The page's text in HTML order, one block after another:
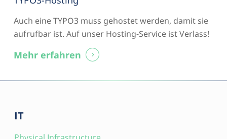
Auch eine TYPO3 muss gehostet werden, damit sie
aufrufbar ist. Auf unser Hosting-Service ist Verlass!
Mehr erfahren
IT